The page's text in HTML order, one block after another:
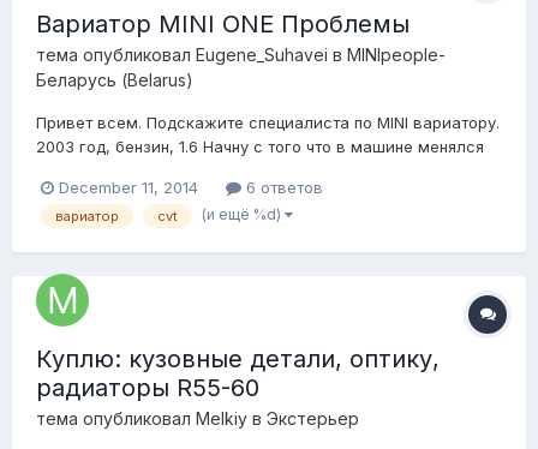
Вариатор MINI ONE Проблемы
тема опубликовал Eugene_Suhavei в MINIpeople-
Беларусь (Belarus)
Привет всем. Подскажите специалиста по MINI вариатору.
2003 год, бензин, 1.6 Начну с того что в машине менялся
70 км не езжу. Проблемы выявились, когда выехал за
город. Проблема следующая: Когда едешь на оборотах
December 11, 2014 6 ответов
вариатор cvt (и ещё %d)
Куплю: кузовные детали, оптику,
радиаторы R55-60
тема опубликовал Melkiy в Экстерьер